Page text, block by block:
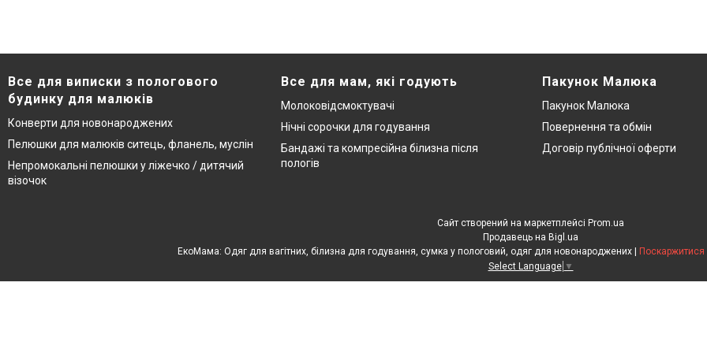
Все для виписки з пологового
будинку для малюків
Конверти для новонароджених
Пелюшки для малюків ситець, фланель, муслін
Непромокальні пелюшки у ліжечко / дитячий
візочок
Все для мам, які годують
Молоковідсмоктувачі
Нічні сорочки для годування
Бандажі та компресійна білизна після
пологів
Пакунок Малюка
Пакунок Малюка
Повернення та обмін
Договір публічної оферти
Сайт створений на маркетплейсі Prom.ua
Продавець на Bigl.ua
Поскаржитися
Select Language ▼